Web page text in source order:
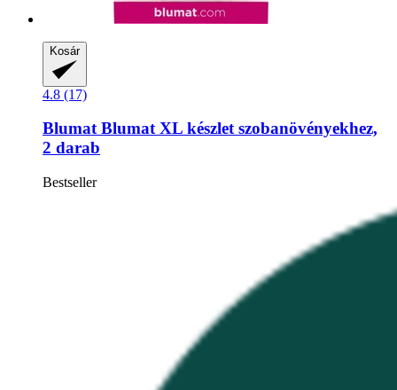
Kosár
4.8 (17)
BlumatBlumat XL készlet szobanövényekhez,
2 darab
Bestseller